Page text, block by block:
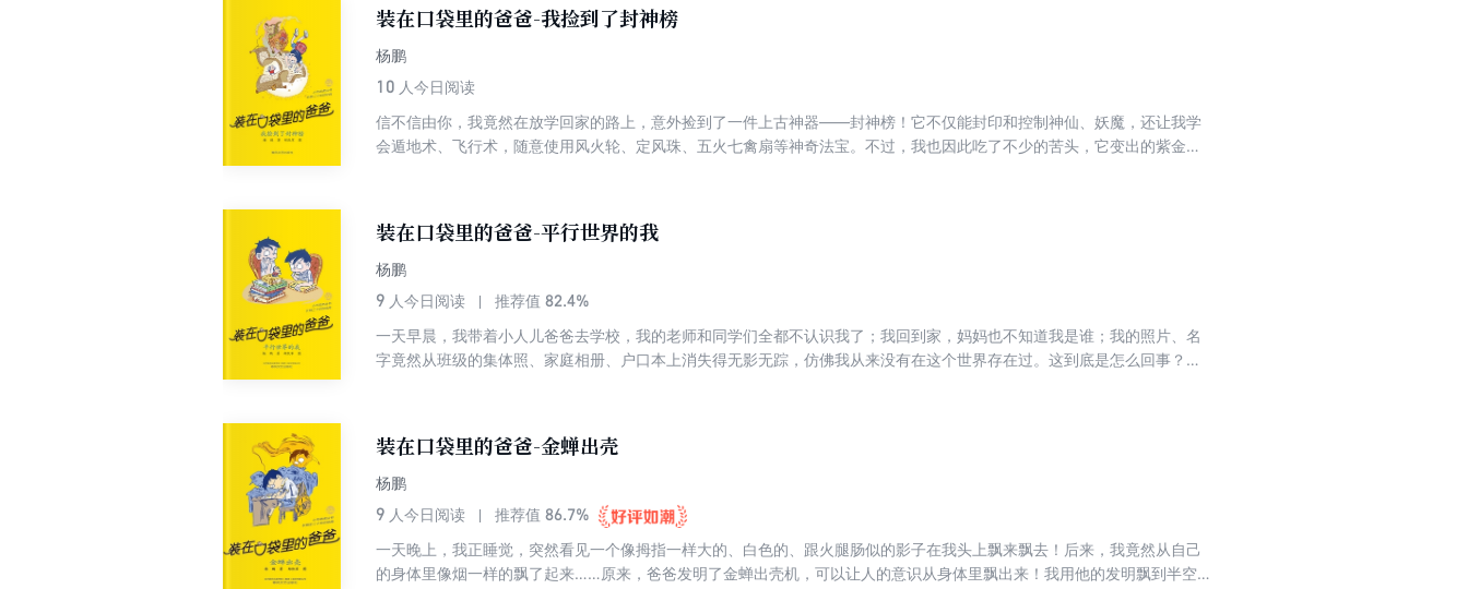
装在口袋里的爸爸-我捡到了封神榜
杨鹏
10 人今日阅读
信不信由你，我竟然在放学回家的路上，意外捡到了一件上古神器——封神榜！它不仅能封印和控制神仙、妖魔，还让我学
会遁地术、飞行术，随意使用风火轮、定风珠、五火七禽扇等神奇法宝。不过，我也因此吃了不少的苦头，它变出的紫金葫
装在口袋里的爸爸-平行世界的我
杨鹏
9 人今日阅读 推荐值 82.4%
一天早晨，我带着小人儿爸爸去学校，我的老师和同学们全都不认识我了；我回到家，妈妈也不知道我是谁；我的照片、名
字竟然从班级的集体照、家庭相册、户口本上消失得无影无踪，仿佛我从来没有在这个世界存在过。这到底是怎么回事？难
装在口袋里的爸爸-金蝉出壳
杨鹏
9 人今日阅读 推荐值 86.7%
一天晚上，我正睡觉，突然看见一个像拇指一样大的、白色的、跟火腿肠似的影子在我头上飘来飘去！后来，我竟然从自己
的身体里像烟一样的飘了起来……原来，爸爸发明了金蝉出壳机，可以让人的意识从身体里飘出来！我用他的发明飘到半空